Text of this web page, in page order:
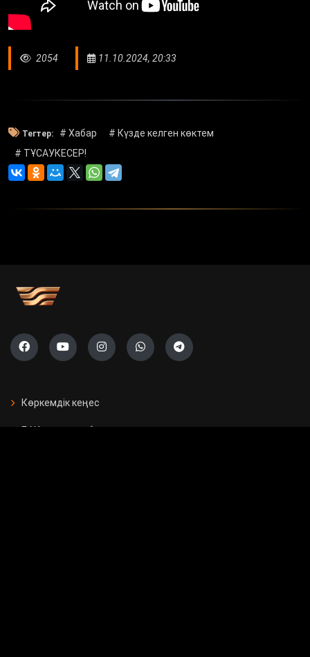
2054 11.10.2024, 20:33
Тегтер: # Хабар
# Күзде келген көктем
# ТҰСАУКЕСЕР!
Көркемдік кеңес
БАҚ арналған бағдарламалар